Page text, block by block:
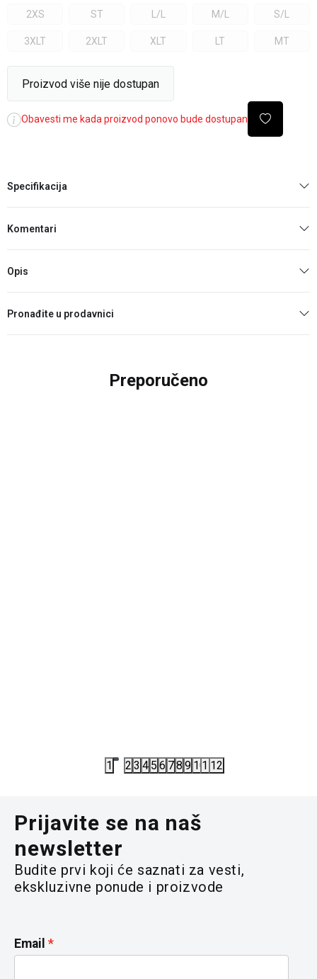
2XS ST L/L M/L S/L
3XLT 2XLT XLT LT MT
Proizvod više nije dostupan
Obavesti me kada proizvod ponovo bude dostupan
Specifikacija
Komentari
Opis
Pronađite u prodavnici
Preporučeno
1 2 3 4 5 6 78 9 101112
Prijavite se na naš
newsletter
Budite prvi koji će saznati za vesti,
ekskluzivne ponude i proizvode
Email